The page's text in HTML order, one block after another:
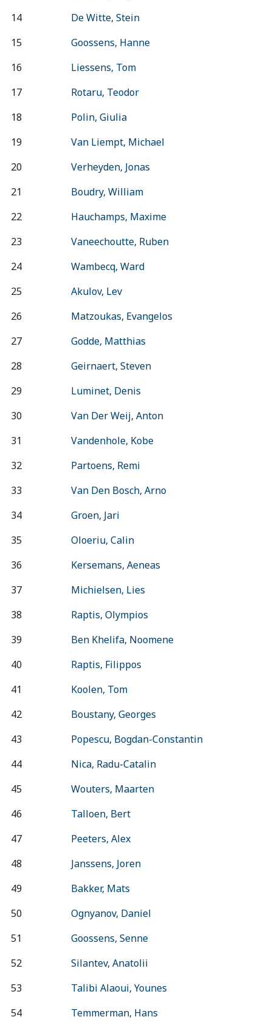
14
De Witte, Stein
15
Goossens, Hanne
16
Liessens, Tom
17
Rotaru, Teodor
18
Polin, Giulia
19
Van Liempt, Michael
20
Verheyden, Jonas
21
Boudry, William
22
Hauchamps, Maxime
23
Vaneechoutte, Ruben
24
Wambecq, Ward
25
Akulov, Lev
26
Matzoukas, Evangelos
27
Godde, Matthias
28
Geirnaert, Steven
29
Luminet, Denis
30
Van Der Weij, Anton
31
Vandenhole, Kobe
32
Partoens, Remi
33
Van Den Bosch, Arno
34
Groen, Jari
35
Oloeriu, Calin
36
Kersemans, Aeneas
37
Michielsen, Lies
38
Raptis, Olympios
39
Ben Khelifa, Noomene
40
Raptis, Filippos
41
Koolen, Tom
42
Boustany, Georges
43
Popescu, Bogdan-Constantin
44
Nica, Radu-Catalin
45
Wouters, Maarten
46
Talloen, Bert
47
Peeters, Alex
48
Janssens, Joren
49
Bakker, Mats
50
Ognyanov, Daniel
51
Goossens, Senne
52
Silantev, Anatolii
53
Talibi Alaoui, Younes
54
Temmerman, Hans